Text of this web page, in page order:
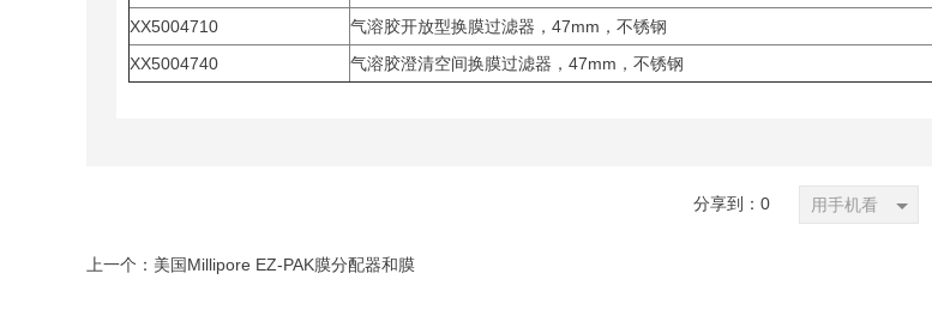
XX5004710
气溶胶开放型换膜过滤器，47mm，不锈钢
XX5004740
气溶胶澄清空间换膜过滤器，47mm，不锈钢
分享到： 0 用手机看
上一个： 美国Millipore EZ-PAK膜分配器和膜